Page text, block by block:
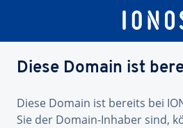
Diese Domain ist
Diese Domain ist bereits bei
Sie der Domain-Inhaber sind,